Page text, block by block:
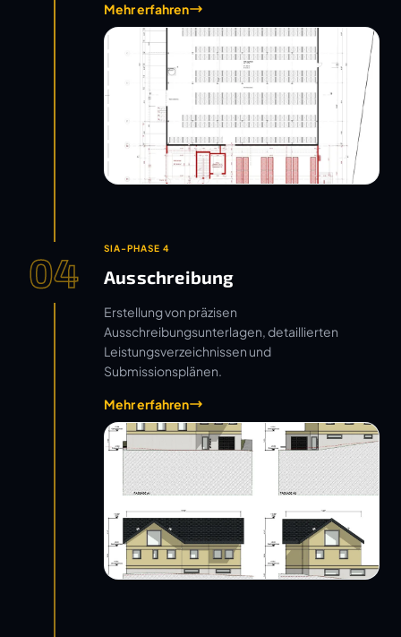
Mehr erfahren
04 SIA-PHASE 4
Ausschreibung
Erstellung von präzisen
Ausschreibungsunterlagen, detaillierten
Leistungsverzeichnissen und
Submissionsplänen.
Mehr erfahren